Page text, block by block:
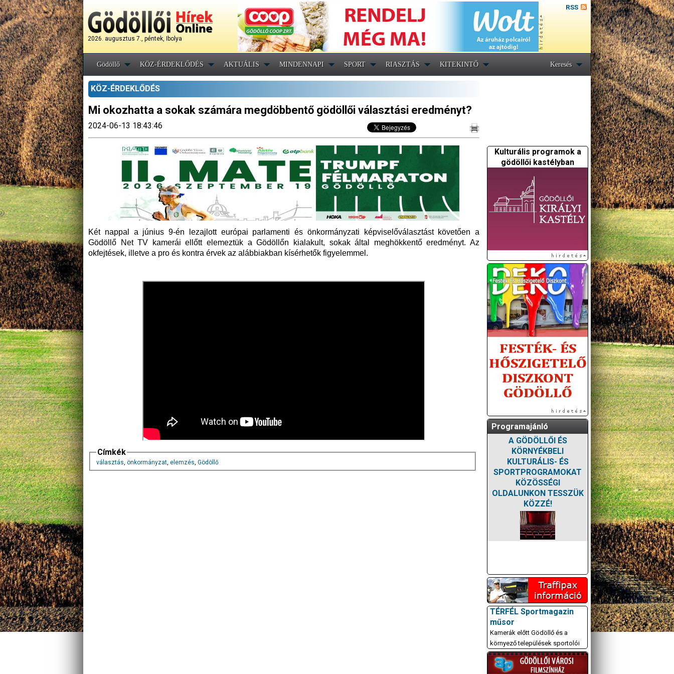
2026. augusztus 7., péntek, Ibolya
RSS
Gödöllő KÖZ-ÉRDEKLŐDÉS AKTUÁLIS MINDENNAPI SPORT RIASZTÁS KITEKINTŐ Keresés
KÖZ-ÉRDEKLŐDÉS
Mi okozhatta a sokak számára megdöbbentő gödöllői választási eredményt?
2024-06-13 18:43:46
Két nappal a június 9-én lezajlott európai parlamenti és önkormányzati képviselőválasztást követően a
Gödöllő Net TV kamerái ellőtt elemeztük a Gödöllőn kialakult, sokak által meghökkentő eredményt. Az
okfejtések, illetve a pro és kontra érvek az alábbiakban kísérhetők figyelemmel.
Címkék
választás, önkormányzat, elemzés, Gödöllő
Kulturális programok a
gödöllői kastélyban
Programajánló
A GÖDÖLLŐI ÉS
KÖRNYÉKBELI
KULTURÁLIS- ÉS
SPORTPROGRAMOKAT
KÖZÖSSÉGI
OLDALUNKON TESSZÜK
KÖZZÉ!
TÉRFÉL Sportmagazin
műsor
Kamerák előtt Gödöllő és a
környező települések sportolói